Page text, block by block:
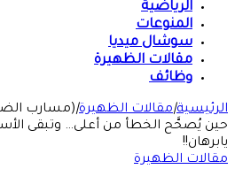
الرياضية
المنوعات
سوشال ميديا
مقالات الظهيرة
وظائف
الرئيسية|مقالات الظهيرة|(مسارب
حين يُصحَّح الخطأ من أعلى… وتبقى
يابرهان!!
مقالات الظهيرة